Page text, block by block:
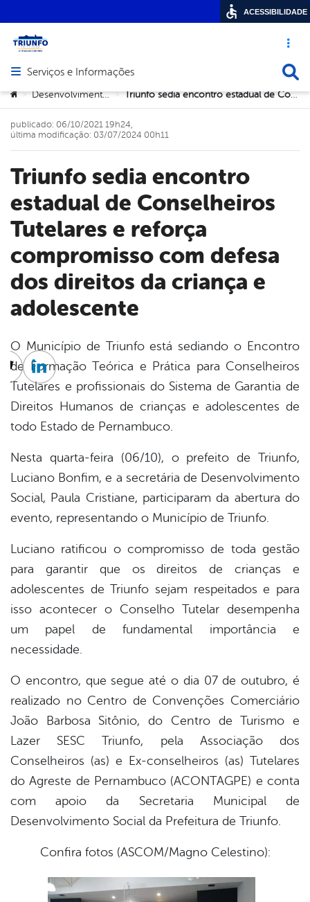
Acesso
Abrir menu principal de navegação
Serviços e Informações
Você está aqui:
> Desenvolvimento Social > Triunfo sedia encontro estadual de Conselheiros Tutelares e reforça compromisso com defesa dos direitos da criança e adolescente
Triunfo sedia encontro
estadual de Conselheiros
Tutelares e reforça
compromisso com defesa
dos direitos da criança e
adolescente
publicado: 06/10/2021 19h24,
última modificação: 03/07/2024 00h11
O Município de Triunfo está sediando o Encontro
de Formação Teórica e Prática para Conselheiros
Tutelares e profissionais do Sistema de Garantia de
Direitos Humanos de crianças e adolescentes de
todo Estado de Pernambuco.
Nesta quarta-feira (06/10), o prefeito de Triunfo,
Luciano Bonfim, e a secretária de Desenvolvimento
Social, Paula Cristiane, participaram da abertura do
evento, representando o Município de Triunfo.
Luciano ratificou o compromisso de toda gestão
para garantir que os direitos de crianças e
adolescentes de Triunfo sejam respeitados e para
isso acontecer o Conselho Tutelar desempenha
um papel de fundamental importância e
necessidade.
O encontro, que segue até o dia 07 de outubro, é
realizado no Centro de Convenções Comerciário
João Barbosa Sitônio, do Centro de Turismo e
Lazer SESC Triunfo, pela Associação dos
Conselheiros (as) e Ex-conselheiros (as) Tutelares
do Agreste de Pernambuco (ACONTAGPE) e conta
com apoio da Secretaria Municipal de
Desenvolvimento Social da Prefeitura de Triunfo.
Confira fotos (ASCOM/Magno Celestino):
Twitter
Linkedin
ACESSIBILIDADE